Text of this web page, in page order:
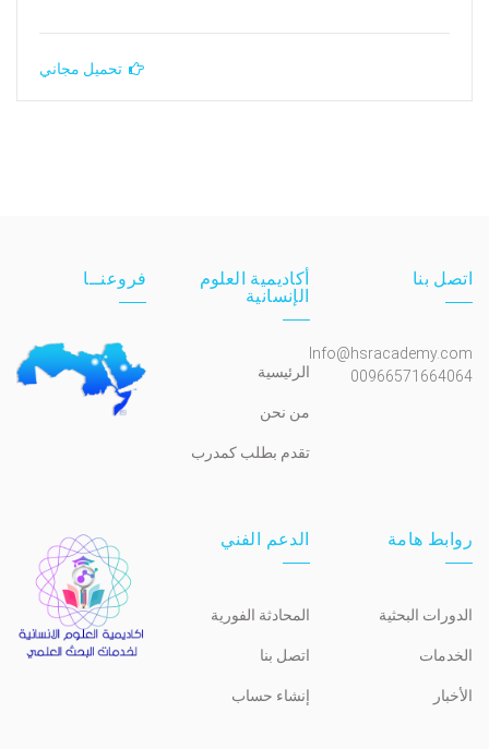
تحميل مجاني
اتصل بنا
Info@hsracademy.com
00966571664064
أكاديمية العلوم
الإنسانية
الرئيسية
من نحن
تقدم بطلب كمدرب
فروعنــا
روابط هامة
الدورات البحثية
الخدمات
الأخبار
الدعم الفني
المحادثة الفورية
اتصل بنا
إنشاء حساب